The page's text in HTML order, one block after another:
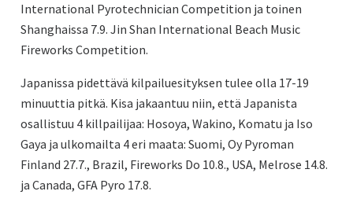
International Pyrotechnician Competition ja toinen
Shanghaissa 7.9. Jin Shan International Beach Music
Fireworks Competition.
Japanissa pidettävä kilpailuesityksen tulee olla 17-19
minuuttia pitkä. Kisa jakaantuu niin, että Japanista
osallistuu 4 killpailijaa: Hosoya, Wakino, Komatu ja Iso
Gaya ja ulkomailta 4 eri maata: Suomi, Oy Pyroman
Finland 27.7., Brazil, Fireworks Do 10.8., USA, Melrose 14.8.
ja Canada, GFA Pyro 17.8.